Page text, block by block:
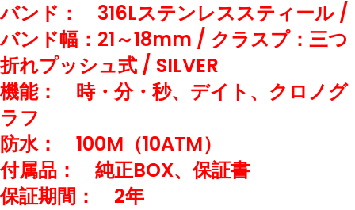
バンド： 316Lステンレススティール /
バンド幅：21～18mm / クラスプ：三つ
折れプッシュ式 / SILVER
機能： 時・分・秒、デイト、クロノグ
ラフ
防水： 100M（10ATM）
付属品： 純正BOX、保証書
保証期間： 2年